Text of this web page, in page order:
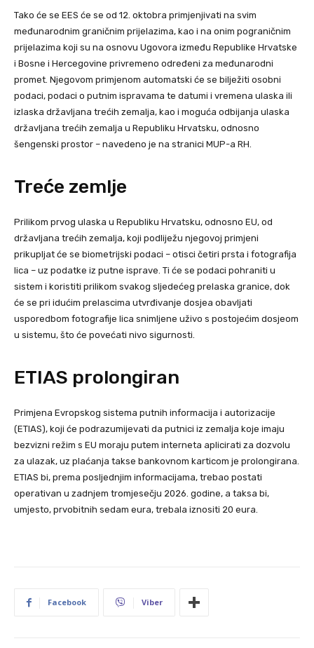
Tako će se EES će se od 12. oktobra primjenjivati na svim
međunarodnim graničnim prijelazima, kao i na onim pograničnim
prijelazima koji su na osnovu Ugovora između Republike Hrvatske
i Bosne i Hercegovine privremeno određeni za međunarodni
promet. Njegovom primjenom automatski će se bilježiti osobni
podaci, podaci o putnim ispravama te datumi i vremena ulaska ili
izlaska državljana trećih zemalja, kao i moguća odbijanja ulaska
državljana trećih zemalja u Republiku Hrvatsku, odnosno
šengenski prostor – navedeno je na stranici MUP-a RH.
Treće zemlje
Prilikom prvog ulaska u Republiku Hrvatsku, odnosno EU, od
državljana trećih zemalja, koji podliježu njegovoj primjeni
prikupljat će se biometrijski podaci – otisci četiri prsta i fotografija
lica – uz podatke iz putne isprave. Ti će se podaci pohraniti u
sistem i koristiti prilikom svakog sljedećeg prelaska granice, dok
će se pri idućim prelascima utvrđivanje dosjea obavljati
usporedbom fotografije lica snimljene uživo s postojećim dosjeom
u sistemu, što će povećati nivo sigurnosti.
ETIAS prolongiran
Primjena Evropskog sistema putnih informacija i autorizacije
(ETIAS), koji će podrazumijevati da putnici iz zemalja koje imaju
bezvizni režim s EU moraju putem interneta aplicirati za dozvolu
za ulazak, uz plaćanja takse bankovnom karticom je prolongirana.
ETIAS bi, prema posljednjim informacijama, trebao postati
operativan u zadnjem tromjesečju 2026. godine, a taksa bi,
umjesto, prvobitnih sedam eura, trebala iznositi 20 eura.
Facebook Viber